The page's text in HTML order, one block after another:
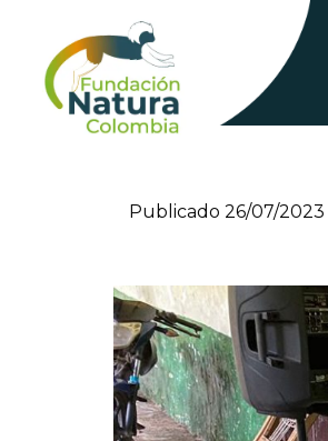
content
Publicado 26/07/2023